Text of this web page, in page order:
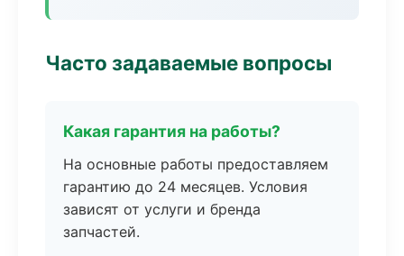
Часто задаваемые вопросы
Какая гарантия на работы?
На основные работы предоставляем
гарантию до 24 месяцев. Условия
зависят от услуги и бренда
запчастей.